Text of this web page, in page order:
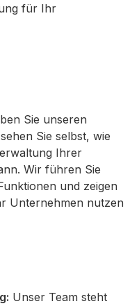
für Ihr
Sie unseren
Sie selbst, wie
Ihrer
Wir führen Sie
und zeigen
Unternehmen nutzen
Unser Team steht